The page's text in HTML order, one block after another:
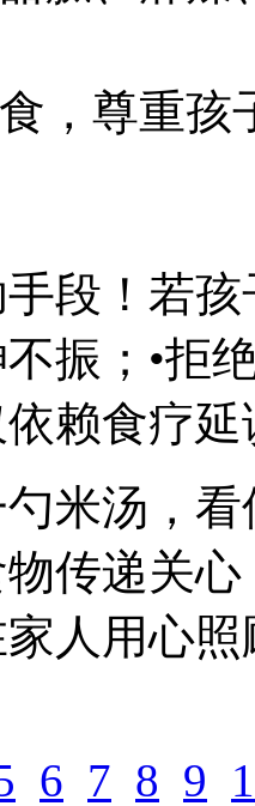
，尊重
段！若
振；•拒
赖食疗
米汤，
物传递关
人用心
6 7 8 9